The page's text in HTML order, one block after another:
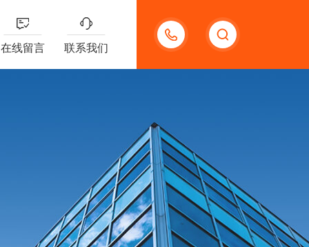
13132097161
在线留言 联系我们